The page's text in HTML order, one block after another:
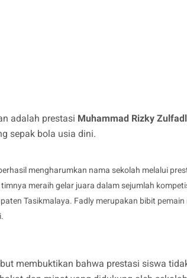
adalah prestasi Muhammad Rizky
sepak bola usia dini.
mengharumkan nama sekolah melalui
meraih gelar juara dalam sejumlah
Tasikmalaya. Fadly merupakan bibit
membuktikan bahwa prestasi siswa